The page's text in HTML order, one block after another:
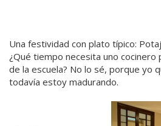
Una festividad con plato típico:
¿Qué tiempo necesita uno cocinero
de la escuela? No lo sé, porque yo
todavía estoy madurando.